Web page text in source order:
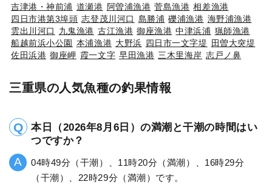
吉津港・神前浦 道瀬港 阿曽浦漁港 菅島漁港 相差漁港
四日市港第3埠頭 志登茂川河口 島勝浦 礫浦漁港 海野浦漁港
雲出川河口
九鬼漁港 古江漁港 御座漁港 中津浜浦 猟師漁港
船越前浜小公園 本浦漁港 大野浜 四日市一文字堤 田曽大突堤
佐田浜港 御座岬 霞一文字 早田漁港 三木里海岸 志戸ノ鼻
三重県の人気魚種の釣果情報
本日（2026年8月6日）の満潮と干潮の時間はい
つですか？
04時49分（干潮）、11時20分（満潮）、16時29分
（干潮）、22時29分（満潮）です。